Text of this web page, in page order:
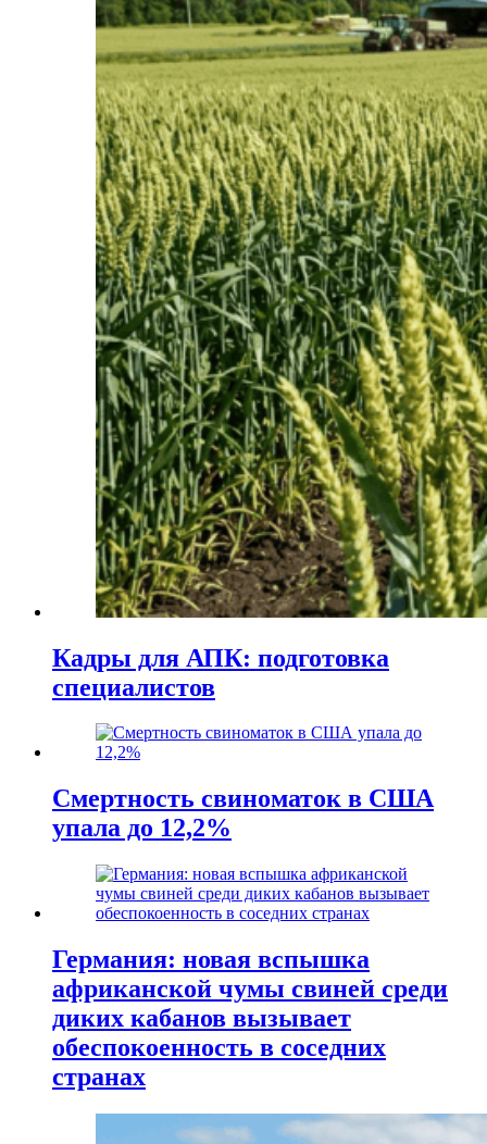
Кадры для АПК: подготовка
специалистов
Смертность свиноматок в США
упала до 12,2%
Германия: новая вспышка
африканской чумы свиней среди
диких кабанов вызывает
обеспокоенность в соседних
странах